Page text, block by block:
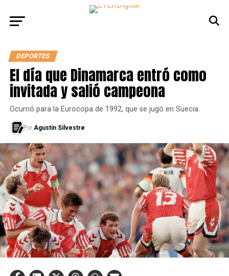
DEPORTES
El día que Dinamarca entró como
invitada y salió campeona
Ocurrió para la Eurocopa de 1992, que se jugó en Suecia.
Por Agustín Silvestre